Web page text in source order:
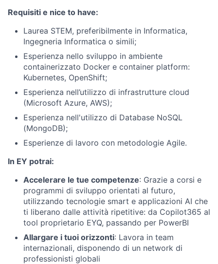
Requisiti e nice to have:
Laurea STEM, preferibilmente in Informatica,
Ingegneria Informatica o simili;
Esperienza nello sviluppo in ambiente
containerizzato Docker e container platform:
Kubernetes, OpenShift;
Esperienza nell’utilizzo di infrastrutture cloud
(Microsoft Azure, AWS);
Esperienza nell'utilizzo di Database NoSQL
(MongoDB);
Esperienze di lavoro con metodologie Agile.
In EY potrai:
Accelerare le tue competenze: Grazie a corsi e
programmi di sviluppo orientati al futuro,
utilizzando tecnologie smart e applicazioni AI che
ti liberano dalle attività ripetitive: da Copilot365 al
tool proprietario EYQ, passando per PowerBI
Allargare i tuoi orizzonti: Lavora in team
internazionali, disponendo di un network di
professionisti globali